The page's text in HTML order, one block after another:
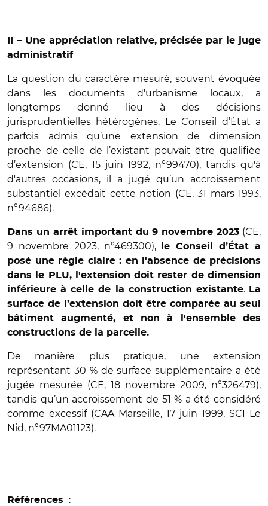
II – Une appréciation relative, précisée par le juge
administratif
La question du caractère mesuré, souvent évoquée
dans les documents d'urbanisme locaux, a
longtemps donné lieu à des décisions
jurisprudentielles hétérogènes. Le Conseil d’État a
parfois admis qu’une extension de dimension
proche de celle de l’existant pouvait être qualifiée
d’extension (CE, 15 juin 1992, n°99470), tandis qu'à
d'autres occasions, il a jugé qu’un accroissement
substantiel excédait cette notion (CE, 31 mars 1993,
n°94686).
Dans un arrêt important du 9 novembre 2023 (CE,
9 novembre 2023, n°469300),
le Conseil d’État a
posé une règle claire : en l'absence de précisions
dans le PLU, l'extension doit rester de dimension
inférieure à celle de la construction existante.
La
surface de l’extension doit être comparée au seul
bâtiment augmenté, et non à l'ensemble des
constructions de la parcelle.
De manière plus pratique, une extension
représentant 30 % de surface supplémentaire a été
jugée mesurée (CE, 18 novembre 2009, n°326479),
tandis qu’un accroissement de 51 % a été considéré
comme excessif (CAA Marseille, 17 juin 1999, SCI Le
Nid, n°97MA01123).
Références :